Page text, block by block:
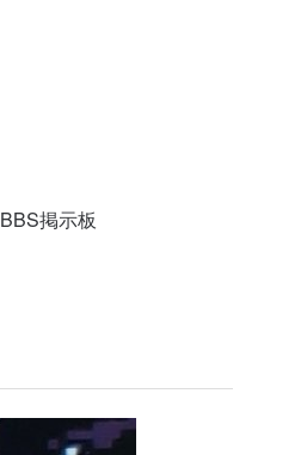
BBS掲示板